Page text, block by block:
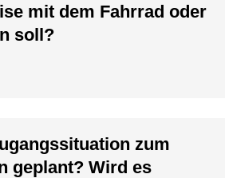
mit dem Fahrrad oder
soll?
zum
geplant? Wird es